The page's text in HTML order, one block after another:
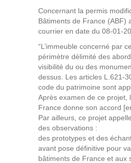
Concernant la permis
Bâtiments de France (ABF)
courrier en date du 08-01-
“L’immeuble concerné par
périmètre délimité des
visibilité du ou des
dessus. Les articles L.621-
code du patrimoine sont
Après examen de ce projet,
France donne son accord
Par ailleurs, ce projet
des observations :
des prototypes et des
avant pose définitive pour
bâtiments de France et aux